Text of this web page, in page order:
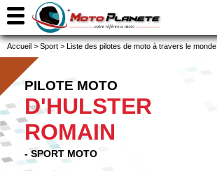
Accueil > Sport > Liste des pilotes de moto à travers le monde
PILOTE MOTO
D'HULSTER
ROMAIN
- SPORT MOTO